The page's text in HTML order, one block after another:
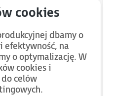
dbamy o
efektywność, na
o optymalizację. W
cookies i
celów